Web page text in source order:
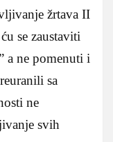
žrtava II
se zaustaviti
a ne pomenuti i
sa
ne
svih